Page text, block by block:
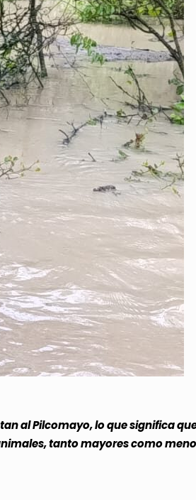
al Pilcomayo, lo que significa
tanto mayores como